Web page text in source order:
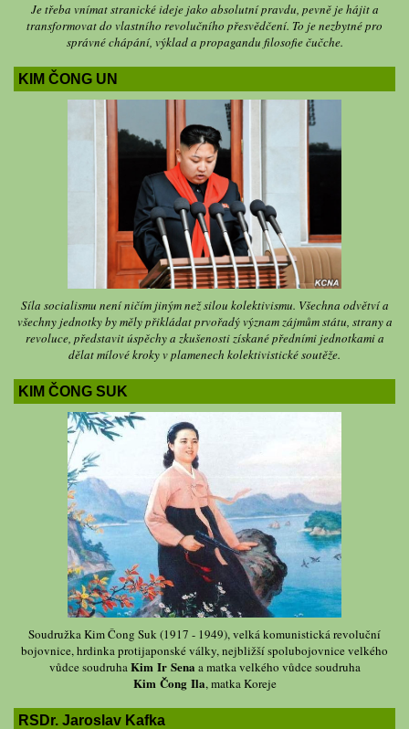
Je třeba vnímat stranické ideje jako absolutní pravdu, pevně je hájit a
transformovat do vlastního revolučního přesvědčení. To je nezbytné pro
správné chápání, výklad a propagandu filosofie čučche.
KIM ČONG UN
Síla socialismu není ničím jiným než silou kolektivismu. Všechna odvětví a
všechny jednotky by měly přikládat prvořadý význam zájmům státu, strany a
revoluce, představit úspěchy a zkušenosti získané předními jednotkami a
dělat mílové kroky v plamenech kolektivistické soutěže.
KIM ČONG SUK
Soudružka Kim Čong Suk (1917 - 1949), velká komunistická revoluční
bojovnice, hrdinka protijaponské války, nejbližší spolubojovnice velkého
vůdce soudruhaKim Ir Sena a matka velkého vůdce soudruha
Kim Čong Ila, matka Koreje
RSDr. Jaroslav Kafka